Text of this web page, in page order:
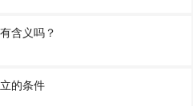
含义吗？
的条件